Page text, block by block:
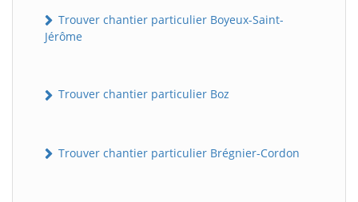
Trouver chantier particulier Boyeux-Saint-
Jérôme
Trouver chantier particulier Boz
Trouver chantier particulier Brégnier-Cordon